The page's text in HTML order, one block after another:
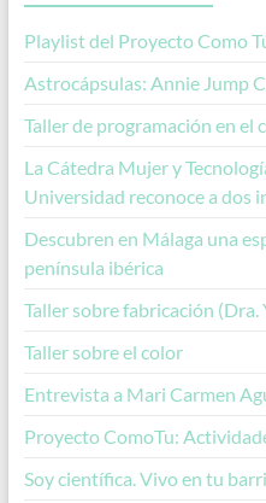
Playlist del Proyecto Como
Astrocápsulas: Annie Jump
Taller de programación en el
La Cátedra Mujer y
Universidad reconoce a dos
Descubren en Málaga una
península ibérica
Taller sobre fabricación (Dra.
Taller sobre el color
Entrevista a Mari Carmen
Proyecto ComoTu:
Soy científica. Vivo en tu